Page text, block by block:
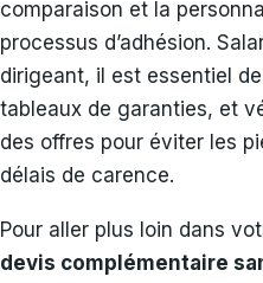
comparaison et la
processus d’adhésion.
dirigeant, il est essentiel
tableaux de garanties, et
des offres pour éviter les
délais de carence.
Pour aller plus loin dans
devis complémentaire